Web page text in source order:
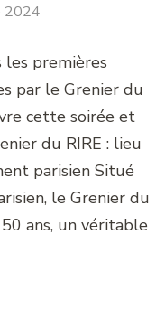
2024
les premières
par le Grenier du
cette soirée et
du RIRE : lieu
parisien Situé
le Grenier du
ans, un véritable